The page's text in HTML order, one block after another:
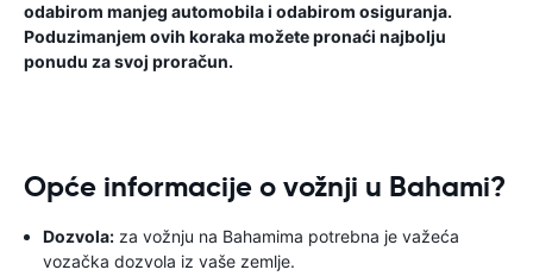
odabirom manjeg automobila i odabirom osiguranja.
Poduzimanjem ovih koraka možete pronaći najbolju
ponudu za svoj proračun.
Opće informacije o vožnji u Bahami?
Dozvola: za vožnju na Bahamima potrebna je važeća
vozačka dozvola iz vaše zemlje.